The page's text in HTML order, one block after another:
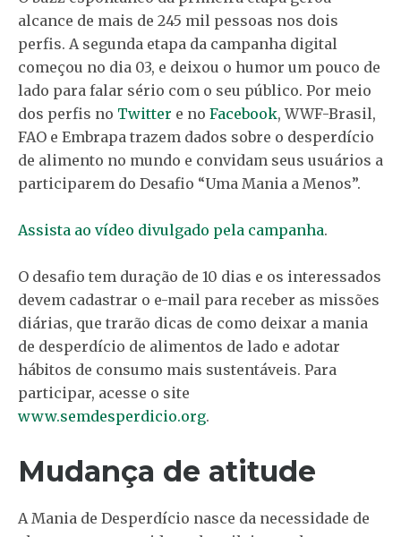
alcance de mais de 245 mil pessoas nos dois
perfis. A segunda etapa da campanha digital
começou no dia 03, e deixou o humor um pouco de
lado para falar sério com o seu público. Por meio
dos perfis no Twitter e no Facebook, WWF-Brasil,
FAO e Embrapa trazem dados sobre o desperdício
de alimento no mundo e convidam seus usuários a
participarem do Desafio “Uma Mania a Menos”.
Assista ao vídeo divulgado pela campanha.
O desafio tem duração de 10 dias e os interessados
devem cadastrar o e-mail para receber as missões
diárias, que trarão dicas de como deixar a mania
de desperdício de alimentos de lado e adotar
hábitos de consumo mais sustentáveis. Para
participar, acesse o site
www.semdesperdicio.org.
Mudança de atitude
A Mania de Desperdício nasce da necessidade de